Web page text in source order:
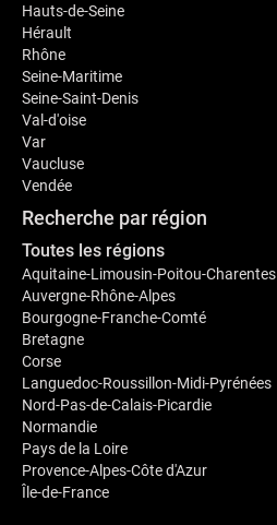
Hauts-de-Seine
Hérault
Rhône
Seine-Maritime
Seine-Saint-Denis
Val-d'oise
Var
Vaucluse
Vendée
Recherche par région
Toutes les régions
Aquitaine-Limousin-Poitou-Charentes
Auvergne-Rhône-Alpes
Bourgogne-Franche-Comté
Bretagne
Corse
Languedoc-Roussillon-Midi-Pyrénées
Nord-Pas-de-Calais-Picardie
Normandie
Pays de la Loire
Provence-Alpes-Côte d'Azur
Île-de-France